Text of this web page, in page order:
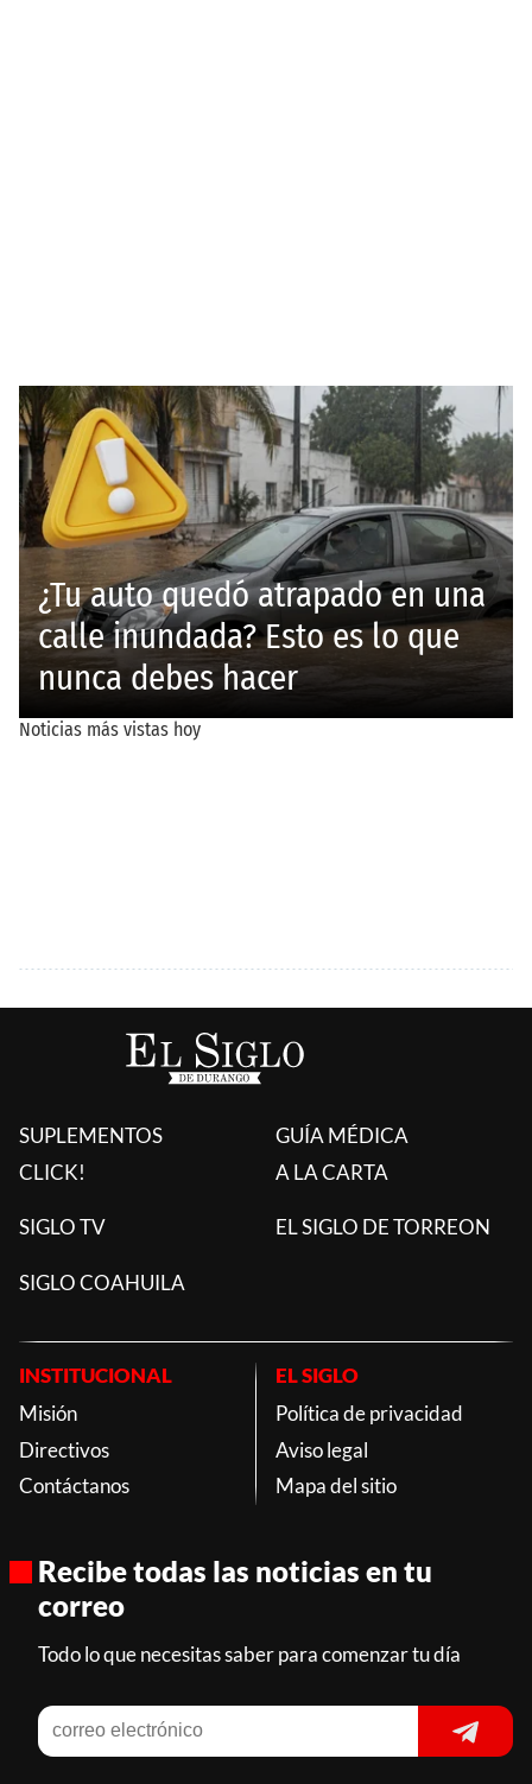
SUPLEMENTOS
CLICK!
GUÍA MÉDICA
A LA CARTA
SIGLO TV EL SIGLO DE TORREON
SIGLO COAHUILA
INSTITUCIONAL
Misión
Directivos
Contáctanos
EL SIGLO
Política de privacidad
Aviso legal
Mapa del sitio
Recibe todas las noticias en tu
correo
Todo lo que necesitas saber para comenzar tu día